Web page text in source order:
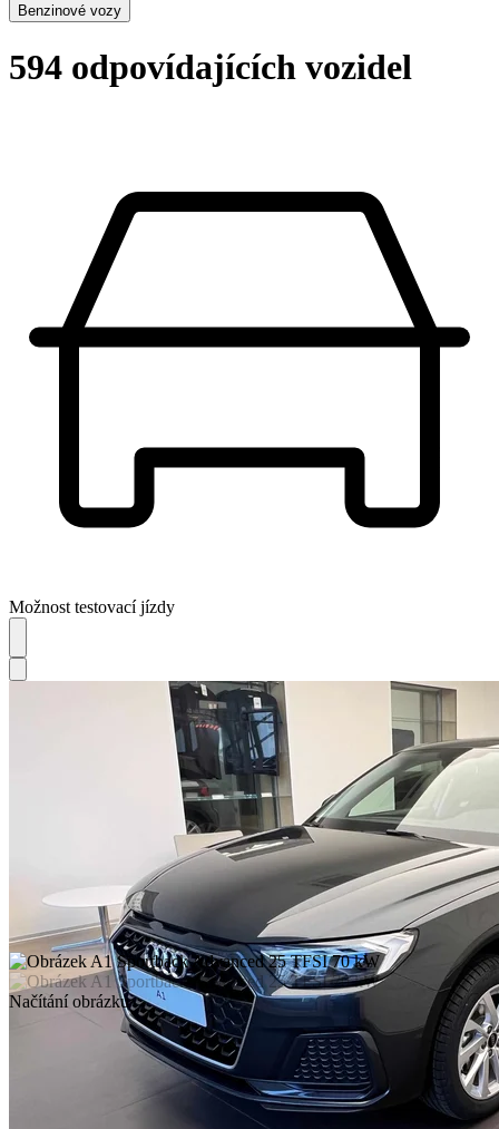
Benzinové vozy
594 odpovídajících vozidel
Možnost testovací jízdy
Načítání obrázku